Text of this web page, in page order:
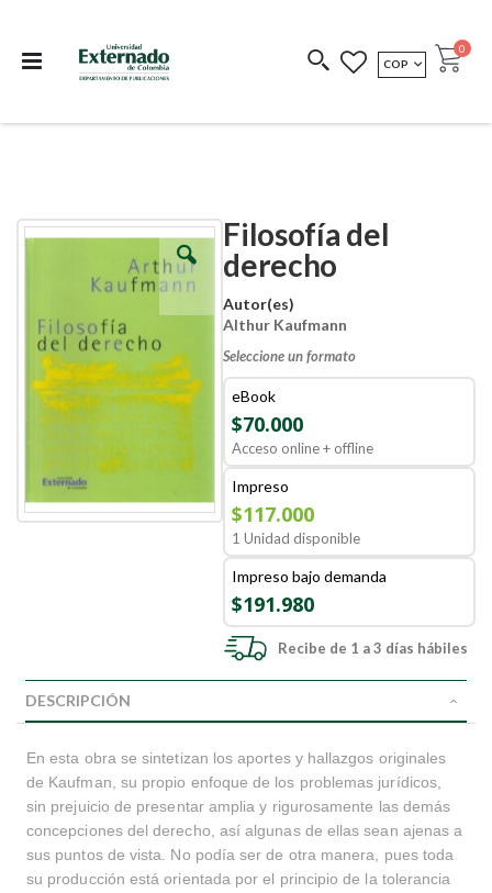
COEDICIONES REDIMIR CÓDIGO
MONEDA
COP Cart
0
Filosofía del
derecho
Autor(es)
Althur Kaufmann
Seleccione un formato
eBook
$70.000
Acceso online + offline
Impreso
$117.000
1 Unidad disponible
Impreso bajo demanda
$191.980
Recibe de 1 a 3 días hábiles
Skip
images
gallery
Skip
images
gallery
DESCRIPCIÓN
En esta obra se sintetizan los aportes y hallazgos originales
de Kaufman, su propio enfoque de los problemas jurídicos,
sin prejuicio de presentar amplia y rigurosamente las demás
concepciones del derecho, así algunas de ellas sean ajenas a
sus puntos de vista. No podía ser de otra manera, pues toda
su producción está orientada por el principio de la tolerancia